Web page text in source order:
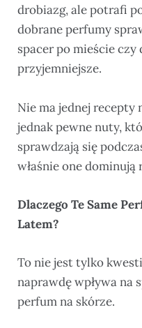
drobiazg, ale potrafi
dobrane perfumy
spacer po mieście czy
przyjemniejsze.
Nie ma jednej recepty
jednak pewne nuty,
sprawdzają się
właśnie one
Dlaczego Te Same
Latem?
To nie jest tylko
naprawdę wpływa na
perfum na skórze.